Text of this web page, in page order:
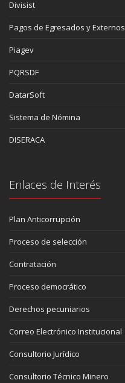
Divisist
Pagos de Egresados y Externos
Piagev
PQRSDF
DatarSoft
Sistema de Nómina
DISERACA
Enlaces de Interés
Plan Anticorrupción
Proceso de selección
Contratación
Proceso democrático
Derechos pecuniarios
Correo Electrónico Institucional
Consultorio Jurídico
Consultorio Técnico Minero